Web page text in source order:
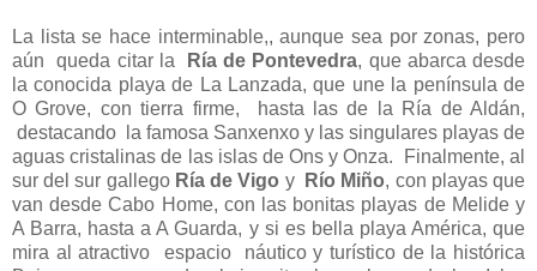
La lista se hace interminable,, aunque sea por zonas, pero
aún queda citar la
Ría de Pontevedra, que abarca desde
la conocida playa de La Lanzada, que une la península de
O Grove, con tierra firme, hasta las de la Ría de Aldán,
destacando la famosa Sanxenxo y las singulares playas de
aguas cristalinas de las islas de Ons y Onza. Finalmente, al
sur del sur gallego Ría de Vigo y Río Miño, con playas que
van desde Cabo Home, con las bonitas playas de Melide y
A Barra, hasta a A Guarda, y si es bella playa América, que
mira al atractivo espacio náutico y turístico de la histórica